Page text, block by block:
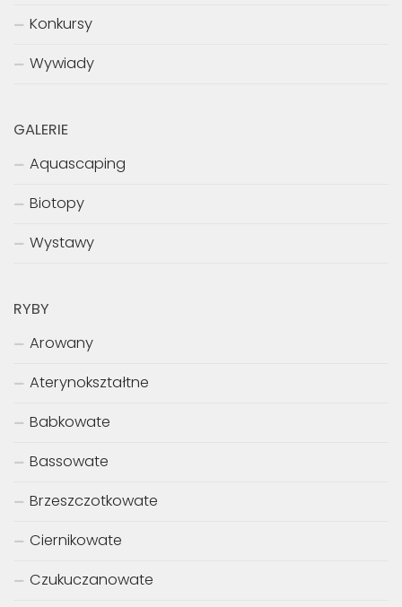
Konkursy
Wywiady
GALERIE
Aquascaping
Biotopy
Wystawy
RYBY
Arowany
Aterynokształtne
Babkowate
Bassowate
Brzeszczotkowate
Ciernikowate
Czukuczanowate